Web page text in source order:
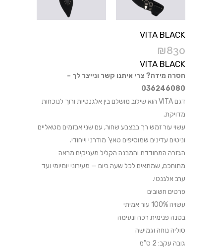
VITA BLACK
₪830
VITA BLACK
חסרה מידה? צרי איתנו קשר ונייצר לך –
036246080
דגם VITA הוא שילוב מושלם בין אלגנטיות ורוך לנוכחות
מדויקת.
עשוי עור זמש רך בבצבע שחור, עם שני אבזמים מטאליים
וניטים עדינים שמוסיפים טאץ’ מודרני וייחודי.
הגזרה המחודדת והמבנה הקליל מעניקים מראה
מתוחכם, שמתאים לכל שעה ביום — מעירוני יומיומי ועד
ערב אלגנטי.
פרטים חשובים
עשויה 100% עור אמיתי
בטנה פנימית רכה ונעימה
סוליה נוחה וגמישה
גובה עקב: 2 ס”מ